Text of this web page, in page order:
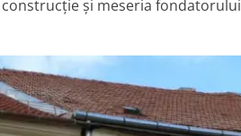
și meseria fondatorului